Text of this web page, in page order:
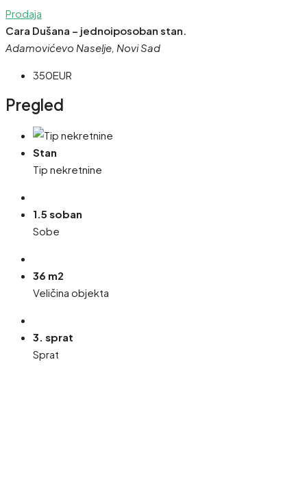
Prodaja
Cara Dušana – jednoiposoban stan.
Adamovićevo Naselje, Novi Sad
350EUR
Pregled
Stan
Tip nekretnine
1.5 soban
Sobe
36 m2
Veličina objekta
3. sprat
Sprat